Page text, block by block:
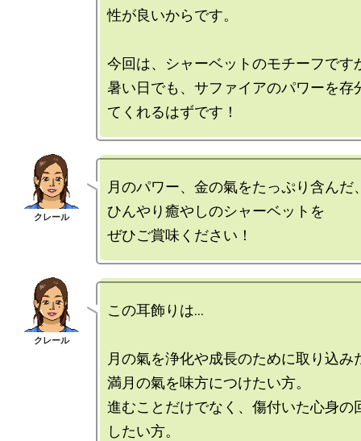
性が良いからです。
今回は、シャーベットのモチーフです
暑い日でも、サファイアのパワーを存
月のパワー、金の氣をたっぷり含んだ
ひんやり癒やしのシャーベットを
この耳飾りは…
月の氣を浄化や成長のために取り込み
満月の氣を味方につけたい方。
進むことだけでなく、傷付いた心身の
したい方。